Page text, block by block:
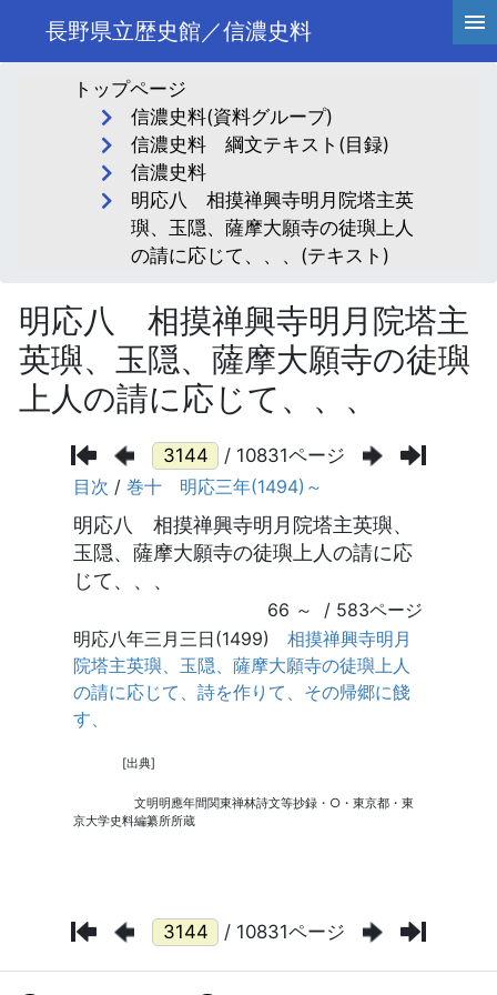
長野県立歴史館／信濃史料
トップページ
信濃史料(資料グループ)
信濃史料 綱文テキスト(目録)
信濃史料
明応八 相摸禅興寺明月院塔主英
璵、玉隠、薩摩大願寺の徒璵上人
の請に応じて、、、(テキスト)
明応八 相摸禅興寺明月院塔主
英璵、玉隠、薩摩大願寺の徒璵
上人の請に応じて、、、
/ 10831ページ
/ 10831ページ